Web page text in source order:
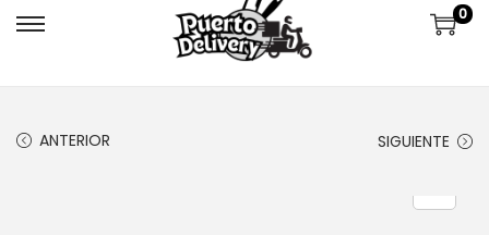
0
ANTERIOR SIGUIENTE